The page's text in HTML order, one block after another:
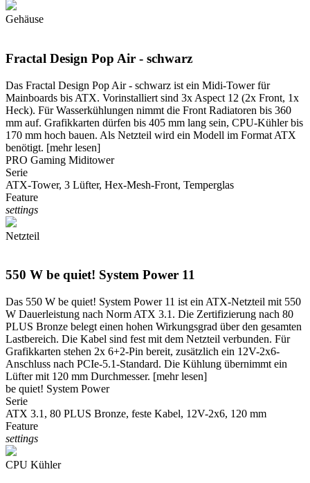
Gehäuse
Fractal Design Pop Air - schwarz
Das Fractal Design Pop Air - schwarz ist ein Midi-Tower für
Mainboards bis ATX. Vorinstalliert sind 3x Aspect 12 (2x Front, 1x
Heck). Für Wasserkühlungen nimmt die Front Radiatoren bis 360
mm auf. Grafikkarten dürfen bis 405 mm lang sein, CPU-Kühler bis
170 mm hoch bauen. Als Netzteil wird ein Modell im Format ATX
benötigt. [mehr lesen]
PRO Gaming Miditower
Serie
ATX-Tower, 3 Lüfter, Hex-Mesh-Front, Temperglas
Feature
settings
Netzteil
550 W be quiet! System Power 11
Das 550 W be quiet! System Power 11 ist ein ATX-Netzteil mit 550
W Dauerleistung nach Norm ATX 3.1. Die Zertifizierung nach 80
PLUS Bronze belegt einen hohen Wirkungsgrad über den gesamten
Lastbereich. Die Kabel sind fest mit dem Netzteil verbunden. Für
Grafikkarten stehen 2x 6+2-Pin bereit, zusätzlich ein 12V-2x6-
Anschluss nach PCIe-5.1-Standard. Die Kühlung übernimmt ein
Lüfter mit 120 mm Durchmesser. [mehr lesen]
be quiet! System Power
Serie
ATX 3.1, 80 PLUS Bronze, feste Kabel, 12V-2x6, 120 mm
Feature
settings
CPU Kühler